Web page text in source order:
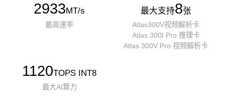
2933MT/s
最高速率
最大支持8张
Atlas300V视频解析卡
Atlas 300I Pro 推理卡
Atlas 300V Pro 视频解析卡
1120TOPS INT8
最大AI算力